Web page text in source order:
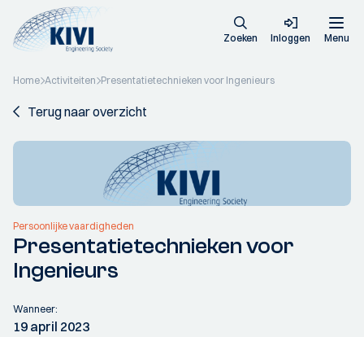
Zoeken Inloggen Menu
Home Activiteiten Presentatietechnieken voor Ingenieurs
Terug naar overzicht
Persoonlijke vaardigheden
Presentatietechnieken voor
Ingenieurs
Wanneer:
19 april 2023